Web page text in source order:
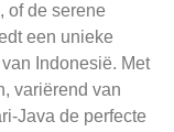
of de serene
een unieke
Indonesië. Met
variërend van
Java de perfecte